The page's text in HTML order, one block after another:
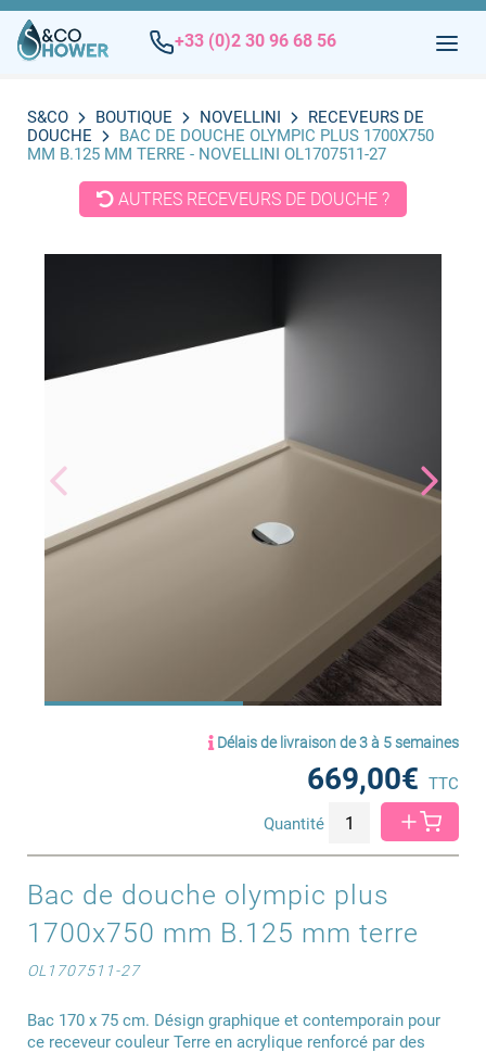
+33 (0)2 30 96 68 56
S&CO BOUTIQUE NOVELLINI
RECEVEURS DE
DOUCHE
BAC DE DOUCHE OLYMPIC PLUS 1700X750
MM B.125 MM TERRE - NOVELLINI OL1707511-27
AUTRES RECEVEURS DE DOUCHE ?
Délais de livraison de 3 à 5 semaines
669,00€ TTC
Quantité
Bac de douche olympic plus
1700x750 mm B.125 mm terre
OL1707511-27
Bac 170 x 75 cm. Désign graphique et contemporain pour
ce receveur couleur Terre en acrylique renforcé par des